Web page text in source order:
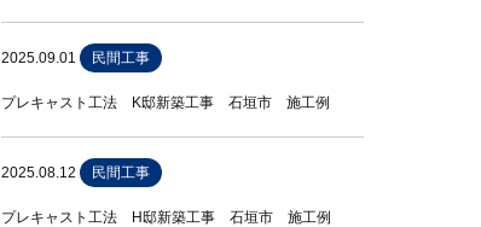
2025.09.01 民間工事
プレキャスト工法 K邸新築工事 石垣市 施工例
2025.08.12 民間工事
プレキャスト工法 H邸新築工事 石垣市 施工例